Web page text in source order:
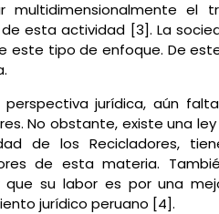
multidimensionalmente el
de esta actividad [3]. La
este tipo de enfoque. De
perspectiva jurídica, aún
No obstante, existe una ley
de los Recicladores,
de esta materia.
que su labor es por una
jurídico peruano [4].